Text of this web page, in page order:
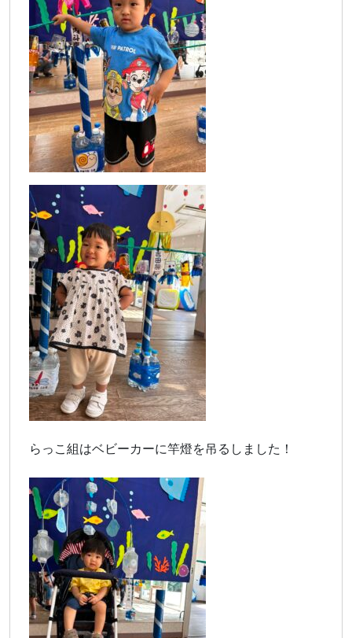
らっこ組はベビーカーに竿燈を吊るしました！